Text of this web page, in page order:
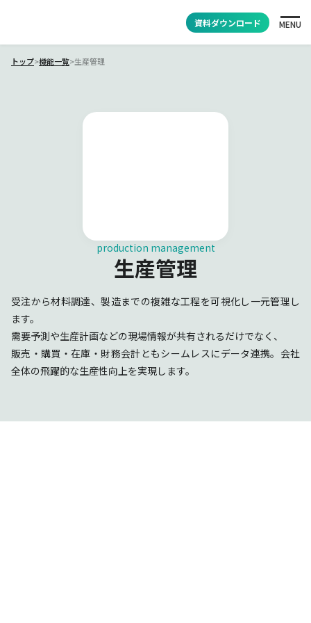
資料ダウンロード MENU
トップ>機能一覧>生産管理
production management
生産管理
受注から材料調達、製造までの複雑な工程を可視化し一元管理し
ます。
需要予測や生産計画などの現場情報が共有されるだけでなく、
販売・購買・在庫・財務会計ともシームレスにデータ連携。会社
全体の飛躍的な生産性向上を実現します。